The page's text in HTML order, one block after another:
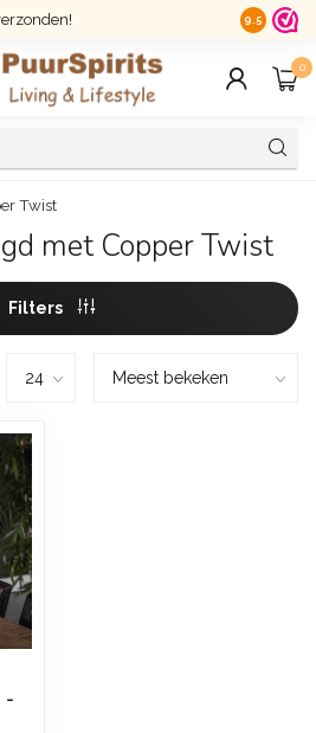
14 dagen
9.5
0
Twist
met Copper Twist
Filters
-